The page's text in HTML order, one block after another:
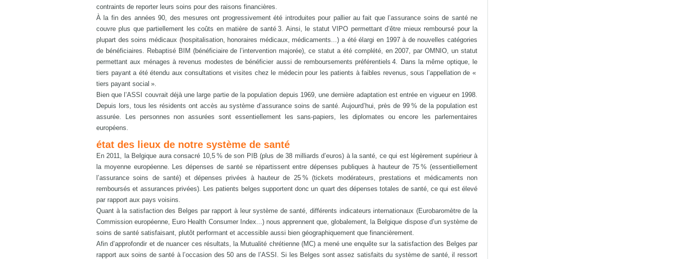
contraints de reporter leurs soins pour des raisons financières.
À la fin des années 90, des mesures ont progressivement été introduites pour pallier au fait que l’assurance soins de santé ne
couvre plus que partiellement les coûts en matière de santé 3. Ainsi, le statut VIPO permettant d’être mieux remboursé pour la
plupart des soins médicaux (hospitalisation, honoraires médicaux, médicaments...) a été élargi en 1997 à de nouvelles catégories
de bénéficiaires. Rebaptisé BIM (bénéficiaire de l’intervention majorée), ce statut a été complété, en 2007, par OMNIO, un statut
permettant aux ménages à revenus modestes de bénéficier aussi de remboursements préférentiels 4. Dans la même optique, le
tiers payant a été étendu aux consultations et visites chez le médecin pour les patients à faibles revenus, sous l’appellation de «
tiers payant social ».
Bien que l’ASSI couvrait déjà une large partie de la population depuis 1969, une dernière adaptation est entrée en vigueur en 1998.
Depuis lors, tous les résidents ont accès au système d’assurance soins de santé. Aujourd’hui, près de 99 % de la population est
assurée. Les personnes non assurées sont essentiellement les sans-papiers, les diplomates ou encore les parlementaires
européens.
état des lieux de notre système de santé
En 2011, la Belgique aura consacré 10,5 % de son PIB (plus de 38 milliards d’euros) à la santé, ce qui est légèrement supérieur à
la moyenne européenne. Les dépenses de santé se répartissent entre dépenses publiques à hauteur de 75 % (essentiellement
l’assurance soins de santé) et dépenses privées à hauteur de 25 % (tickets modérateurs, prestations et médicaments non
remboursés et assurances privées). Les patients belges supportent donc un quart des dépenses totales de santé, ce qui est élevé
par rapport aux pays voisins.
Quant à la satisfaction des Belges par rapport à leur système de santé, différents indicateurs internationaux (Eurobaromètre de la
Commission européenne, Euro Health Consumer Index...) nous apprennent que, globalement, la Belgique dispose d’un système de
soins de santé satisfaisant, plutôt performant et accessible aussi bien géographiquement que financièrement.
Afin d’approfondir et de nuancer ces résultats, la Mutualité chrétienne (MC) a mené une enquête sur la satisfaction des Belges par
rapport aux soins de santé à l’occasion des 50 ans de l’ASSI. Si les Belges sont assez satisfaits du système de santé, il ressort